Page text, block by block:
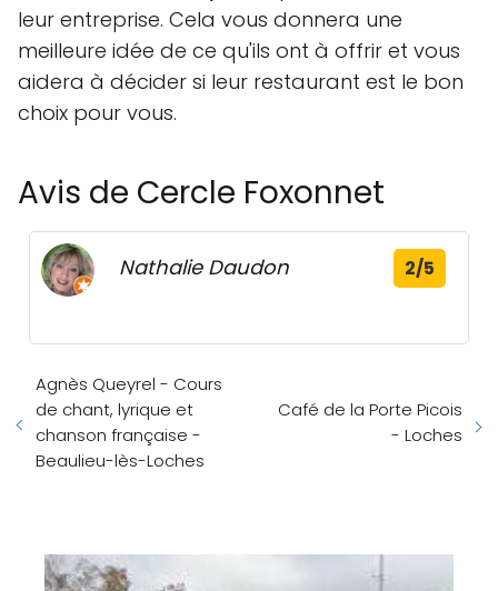
leur entreprise. Cela vous donnera une
meilleure idée de ce qu'ils ont à offrir et vous
aidera à décider si leur restaurant est le bon
choix pour vous.
Avis de Cercle Foxonnet
Nathalie Daudon 2/5
Agnès Queyrel - Cours
de chant, lyrique et
chanson française -
Beaulieu-lès-Loches
Café de la Porte Picois
- Loches